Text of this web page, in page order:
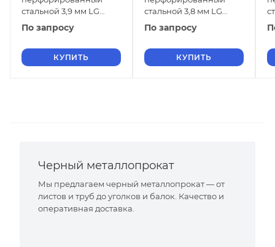
стальной 3,9 мм LG
20Х23Н13 ГОСТ 58602-
По запросу
КУПИТЬ
стальной 3,8 мм LG
20Х23Н13 ГОСТ 58602-
По запросу
КУПИТЬ
Черный металлопрокат
Мы предлагаем черный металлопрокат — от
листов и труб до уголков и балок. Качество и
оперативная доставка.